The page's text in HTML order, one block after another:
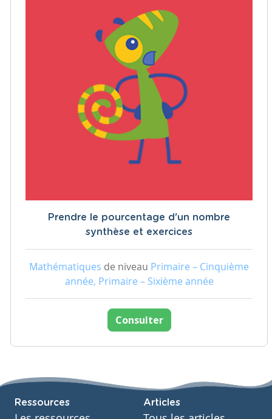
Prendre le pourcentage d'un nombre
synthèse et exercices
Mathématiques de niveau Primaire – Cinquième
année, Primaire – Sixième année
Consulter
Ressources Articles